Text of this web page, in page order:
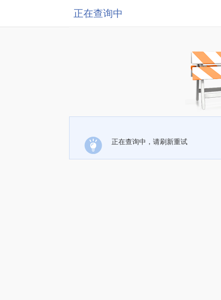
正在查询中
正在查询中，请刷新重试